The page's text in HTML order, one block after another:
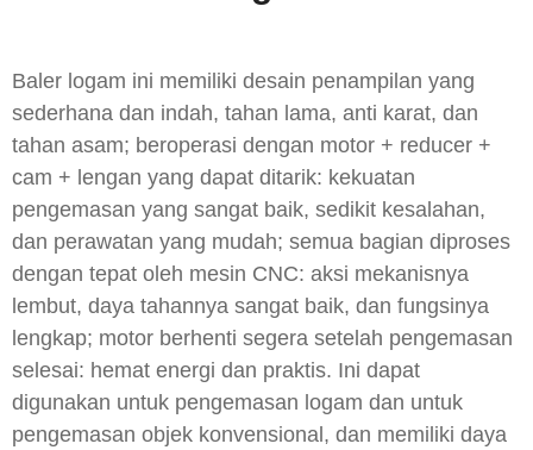
Baler logam ini memiliki desain penampilan yang
sederhana dan indah, tahan lama, anti karat, dan
tahan asam; beroperasi dengan motor + reducer +
cam + lengan yang dapat ditarik: kekuatan
pengemasan yang sangat baik, sedikit kesalahan,
dan perawatan yang mudah; semua bagian diproses
dengan tepat oleh mesin CNC: aksi mekanisnya
lembut, daya tahannya sangat baik, dan fungsinya
lengkap; motor berhenti segera setelah pengemasan
selesai: hemat energi dan praktis. Ini dapat
digunakan untuk pengemasan logam dan untuk
pengemasan objek konvensional, dan memiliki daya